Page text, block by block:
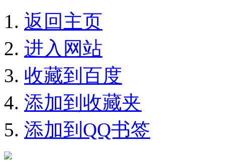
返回主页
进入网站
收藏到百度
添加到收藏夹
添加到QQ书签